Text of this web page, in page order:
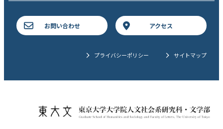
お問い合わせ アクセス
プライバシーポリシー サイトマップ